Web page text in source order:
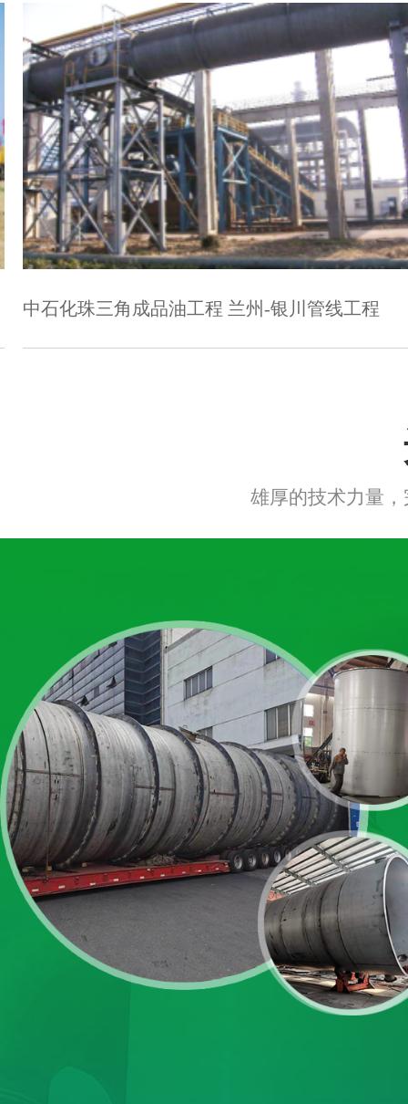
铁矿石
品油工程 兰州-银川管线工程 武广客运专
雄厚的技术力量